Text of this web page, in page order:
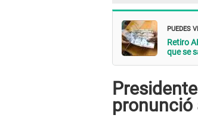
PUEDES
Retiro
que se
pronunció